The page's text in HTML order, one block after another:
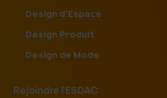
Design d'Espace
Design Produit
Design de Mode
Rejoindre l'ESDAC